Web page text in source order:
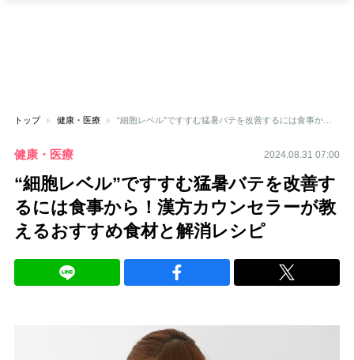
トップ 健康・医療 “細胞レベル”ですすむ猛暑バテを改善するには食事から！漢方カウンセラーが教えるおすすめ食材と解消レシピ
健康・医療 2024.08.31 07:00
“細胞レベル”ですすむ猛暑バテを改善す
るには食事から！漢方カウンセラーが教
えるおすすめ食材と解消レシピ